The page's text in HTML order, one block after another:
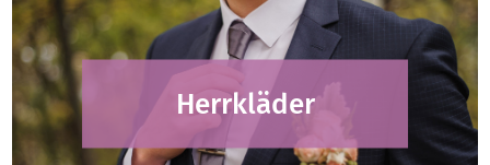
Herrkläder